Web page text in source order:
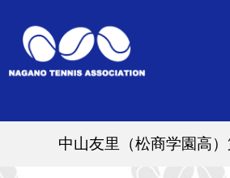
中山友里（松商学園高